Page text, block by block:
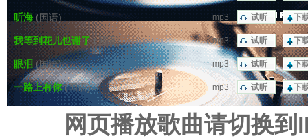
听海 (国语)
我等到花儿也谢了(国语)
眼泪(国语)
一路上有你(国语)
下
下
下
下
mp3 试听
mp3 试听
mp3 试听
mp3 试听
网页播放歌曲请切换